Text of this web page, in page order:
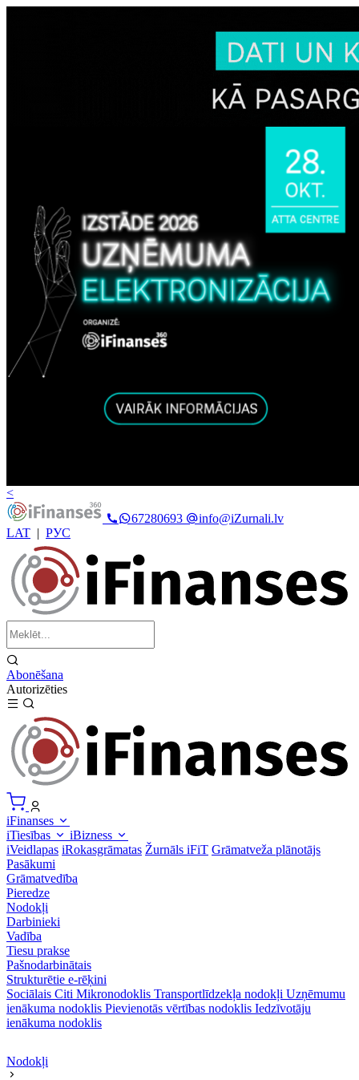
<
67280693
info@iZurnali.lv
LAT | РУС
Abonēšana
Autorizēties
iFinanses
iTiesības
iBizness
iVeidlapas iRokasgrāmatas Žurnāls iFiT Grāmatveža plānotājs
Pasākumi
Grāmatvedība
Pieredze
Nodokļi
Darbinieki
Vadība
Tiesu prakse
Pašnodarbinātais
Strukturētie e-rēķini
Sociālais Citi Mikronodoklis Transportlīdzekļa nodokļi Uzņēmumu
ienākuma nodoklis Pievienotās vērtības nodoklis Iedzīvotāju
ienākuma nodoklis
Nodokļi